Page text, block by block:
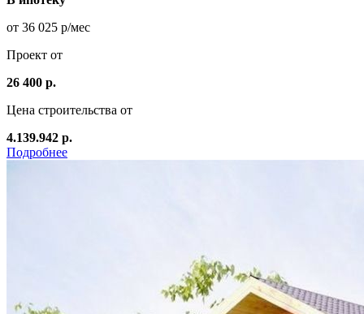
от 36 025 р/мес
Проект от
26 400 р.
Цена строительства от
4.139.942 р.
Подробнее